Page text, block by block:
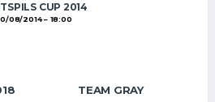
CUP 2014
08/2014 18:00
TEAM GRAY